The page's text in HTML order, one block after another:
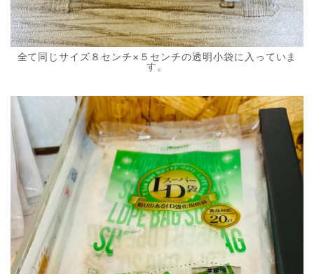
全て同じサイズ８センチ×５センチの透明小袋に入っていま
す。